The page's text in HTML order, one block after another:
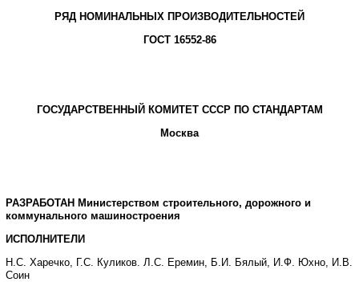
РЯД НОМИНАЛЬНЫХ ПРОИЗВОДИТЕЛЬНОСТЕЙ
ГОСТ 16552-86
ГОСУДАРСТВЕННЫЙ КОМИТЕТ СССР ПО СТАНДАРТАМ
Москва
РАЗРАБОТАН Министерством строительного, дорожного и
коммунального машиностроения
ИСПОЛНИТЕЛИ
Н.С. Харечко, Г.С. Куликов. Л.С. Еремин, Б.И. Бялый, И.Ф. Юхно, И.В.
Соин